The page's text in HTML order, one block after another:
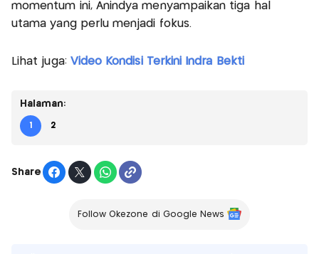
momentum ini, Anindya menyampaikan tiga hal
utama yang perlu menjadi fokus.
Lihat juga: Video Kondisi Terkini Indra Bekti
Halaman:
1 2
Share
Follow Okezone di Google News